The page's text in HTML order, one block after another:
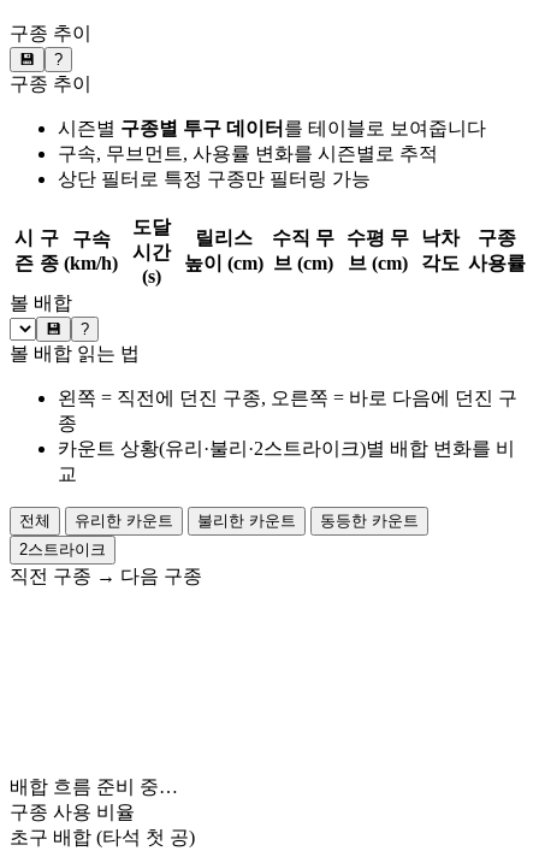
구종 추이
💾 ?
구종 추이
시즌별 구종별 투구 데이터 를 테이블로 보여줍니다
구속, 무브먼트, 사용률 변화를 시즌별로 추적
상단 필터로 특정 구종만 필터링 가능
시
즌
구
종
구속
(km/h)
도달
시간
(s)
릴리스
높이 (cm)
수직 무
브 (cm)
수평 무
브 (cm)
낙차
각도
구종
사용률
볼 배합
💾 ?
볼 배합 읽는 법
왼쪽 = 직전에 던진 구종, 오른쪽 = 바로 다음에 던진 구
종
카운트 상황(유리·불리·2스트라이크)별 배합 변화를 비
교
전체 유리한 카운트 불리한 카운트
동등한 카운트
2스트라이크
직전 구종 → 다음 구종
배합 흐름 준비 중…
구종 사용 비율
초구 배합 (타석 첫 공)